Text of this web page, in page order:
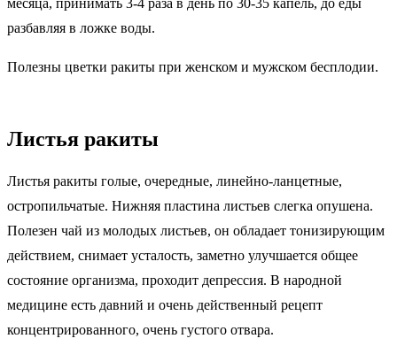
разбавляя в ложке воды.
Полезны цветки ракиты при женском и мужском бесплодии.
Листья ракиты
Листья ракиты голые, очередные, линейно-ланцетные,
остропильчатые. Нижняя пластина листьев слегка опушена.
Полезен чай из молодых листьев, он обладает тонизирующим
действием, снимает усталость, заметно улучшается общее
состояние организма, проходит депрессия. В народной
медицине есть давний и очень действенный рецепт
концентрированного, очень густого отвара.